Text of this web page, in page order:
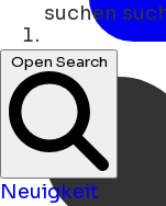
suchen
Open Search
Neuigkeit
Heim